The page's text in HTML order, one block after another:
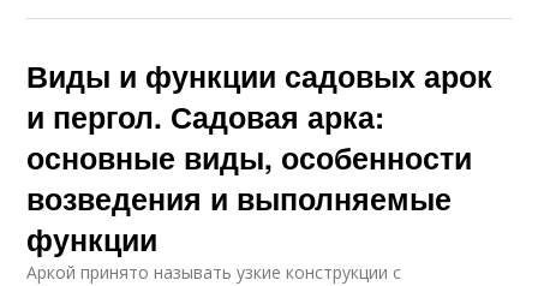
Виды и функции садовых арок
и пергол. Садовая арка:
основные виды, особенности
возведения и выполняемые
функции
Аркой принято называть узкие конструкции с